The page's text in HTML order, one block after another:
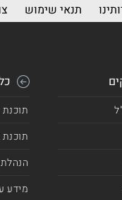
תנאי שימוש
תוכנת Terminal Bizportal
מידע